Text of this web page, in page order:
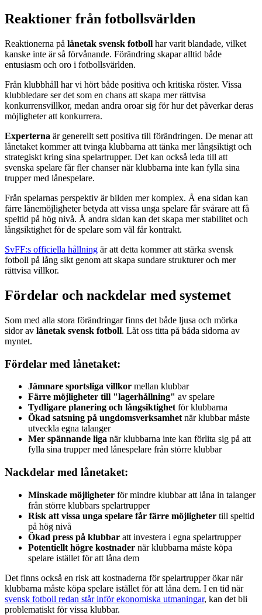
Reaktioner från fotbollsvärlden
Reaktionerna på lånetak svensk fotboll har varit blandade, vilket
kanske inte är så förvånande. Förändring skapar alltid både
entusiasm och oro i fotbollsvärlden.
Från klubbhåll har vi hört både positiva och kritiska röster. Vissa
klubbledare ser det som en chans att skapa mer rättvisa
konkurrensvillkor, medan andra oroar sig för hur det påverkar deras
möjligheter att konkurrera.
Experterna är generellt sett positiva till förändringen. De menar att
lånetaket kommer att tvinga klubbarna att tänka mer långsiktigt och
strategiskt kring sina spelartrupper. Det kan också leda till att
svenska spelare får fler chanser när klubbarna inte kan fylla sina
trupper med lånespelare.
Från spelarnas perspektiv är bilden mer komplex. Å ena sidan kan
färre lånemöjligheter betyda att vissa unga spelare får svårare att få
speltid på hög nivå. Å andra sidan kan det skapa mer stabilitet och
långsiktighet för de spelare som väl får kontrakt.
SvFF:s officiella hållning är att detta kommer att stärka svensk
fotboll på lång sikt genom att skapa sundare strukturer och mer
rättvisa villkor.
Fördelar och nackdelar med systemet
Som med alla stora förändringar finns det både ljusa och mörka
sidor av lånetak svensk fotboll. Låt oss titta på båda sidorna av
myntet.
Fördelar med lånetaket:
Jämnare sportsliga villkor mellan klubbar
Färre möjligheter till "lagerhållning" av spelare
Tydligare planering och långsiktighet för klubbarna
Ökad satsning på ungdomsverksamhet när klubbar måste
utveckla egna talanger
Mer spännande liga när klubbarna inte kan förlita sig på att
fylla sina trupper med lånespelare från större klubbar
Nackdelar med lånetaket:
Minskade möjligheter för mindre klubbar att låna in talanger
från större klubbars spelartrupper
Risk att vissa unga spelare får färre möjligheter till speltid
på hög nivå
Ökad press på klubbar att investera i egna spelartrupper
Potentiellt högre kostnader när klubbarna måste köpa
spelare istället för att låna dem
Det finns också en risk att kostnaderna för spelartrupper ökar när
klubbarna måste köpa spelare istället för att låna dem. I en tid när
svensk fotboll redan står inför ekonomiska utmaningar, kan det bli
problematiskt för vissa klubbar.